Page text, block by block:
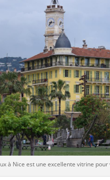
à Nice est une excellente vitrine pour